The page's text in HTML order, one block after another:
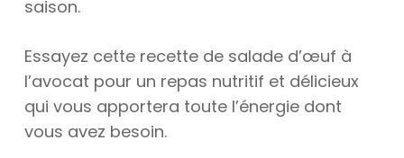
saison.
Essayez cette recette de salade d’œuf à
l’avocat pour un repas nutritif et délicieux
qui vous apportera toute l’énergie dont
vous avez besoin.